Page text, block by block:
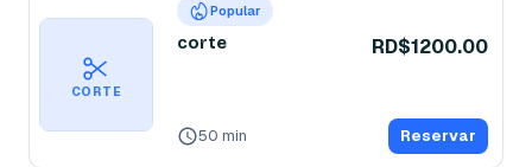
CORTE
Popular
corte RD$1200.00
50 min Reservar